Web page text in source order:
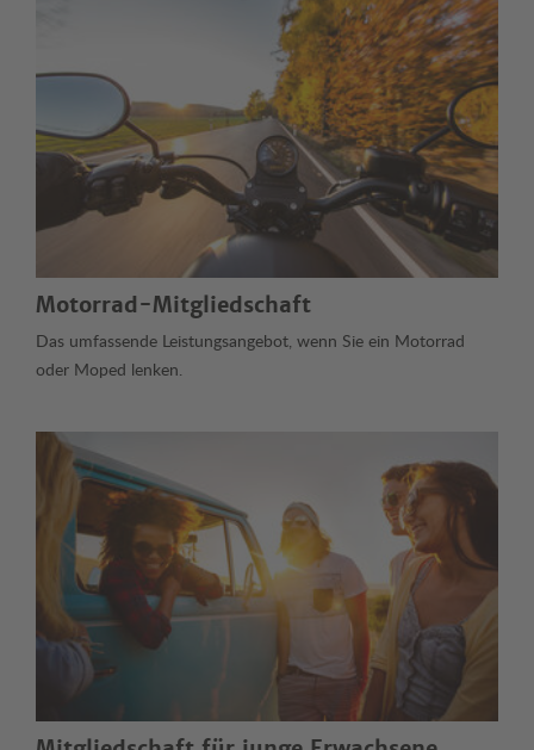
Motorrad-Mitgliedschaft
Das umfassende Leistungsangebot, wenn Sie ein Motorrad
oder Moped lenken.